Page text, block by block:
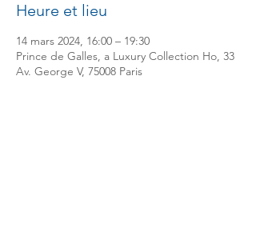
Heure et lieu
14 mars 2024, 16:00 – 19:30
Prince de Galles, a Luxury Collection Ho, 33
Av. George V, 75008 Paris